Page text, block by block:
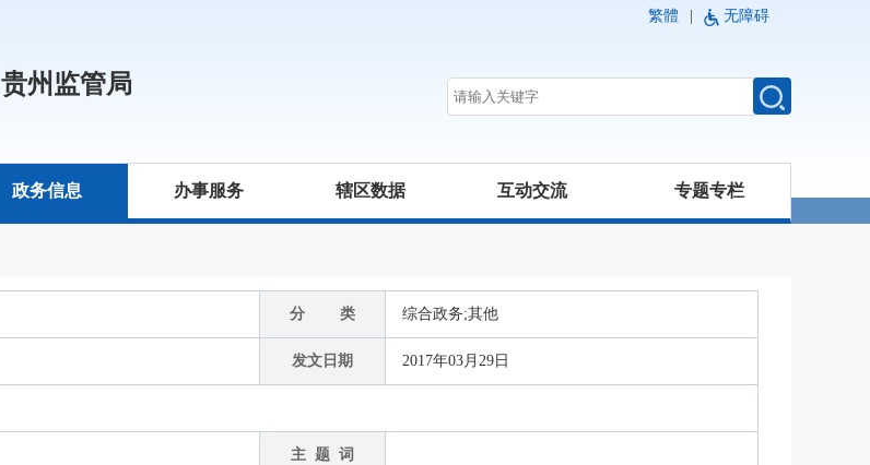
繁體 无障碍
贵州监管局
政务信息 办事服务 辖区数据 互动交流 专题专栏
分 类 综合政务;其他
发文日期 2017年03月29日
主 题 词